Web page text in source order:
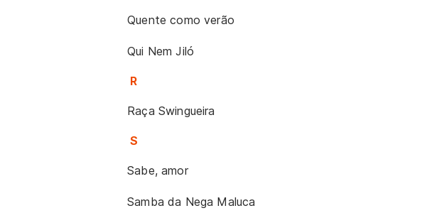
Quente como verão
Qui Nem Jiló
R
Raça Swingueira
S
Sabe, amor
Samba da Nega Maluca